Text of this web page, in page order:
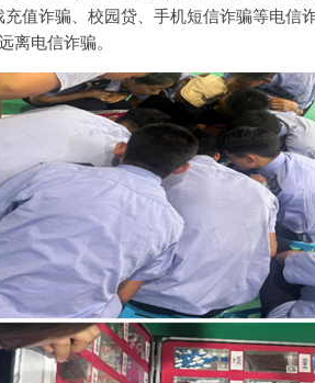
值诈骗、校园贷、手机短信诈骗等电信
离电信诈骗。